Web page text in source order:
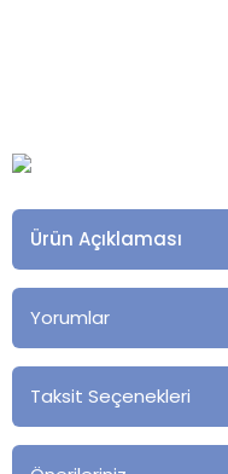
Ürün Açıklaması
Yorumlar
Taksit Seçenekleri